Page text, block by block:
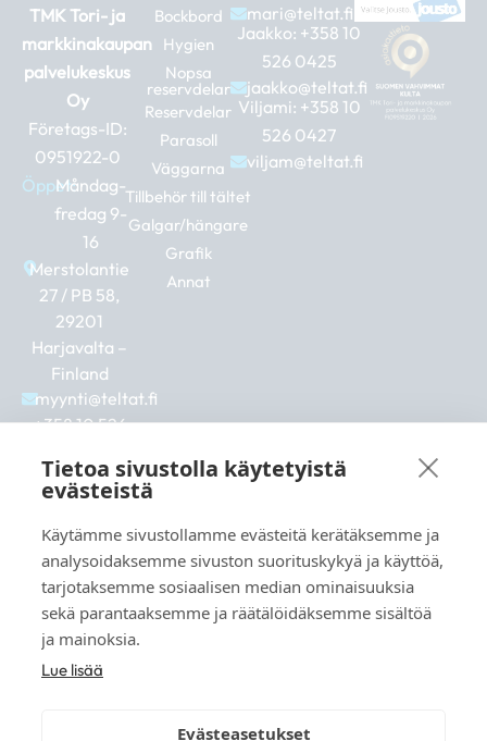
TMK Tori- ja
markkinakaupan
palvelukeskus
Oy
Företags-ID:
0951922-0
Öppet:Måndag-
fredag 9-
16
Merstolantie
27 / PB 58,
29201
Harjavalta –
Finland
myynti@teltat.fi
+358 10 526
F
a
e
b
o
o
k
I
n
t
a
g
r
a
m
L
i
k
e
d
i
n
Bockbord
Hygien
Nopsa
reservdelar
Reservdelar
Parasoll
Väggarna
Tillbehör till tältet
Galgar/hängare
Grafik
Annat
mari@teltat.fi
Jaakko: +358 10
526 0425
jaakko@teltat.fi
Viljami: +358 10
526 0427
viljam@teltat.fi
Se även:
markkina.net
grillikeskus.fi
Tietoa sivustolla käytetyistä
evästeistä
Käytämme sivustollamme evästeitä kerätäksemme ja
analysoidaksemme sivuston suorituskykyä ja käyttöä,
tarjotaksemme sosiaalisen median ominaisuuksia
sekä parantaaksemme ja räätälöidäksemme sisältöä
ja mainoksia.
Lue lisää
Evästeasetukset